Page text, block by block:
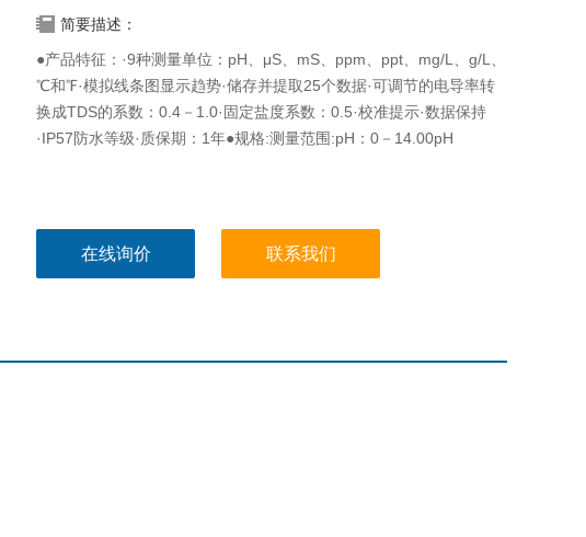
简要描述：
●产品特征：·9种测量单位：pH、μS、mS、ppm、ppt、mg/L、g/L、
℃和℉·模拟线条图显示趋势·储存并提取25个数据·可调节的电导率转
换成TDS的系数：0.4－1.0·固定盐度系数：0.5·校准提示·数据保持
·IP57防水等级·质保期：1年●规格:测量范围:pH：0－14.00pH
在线询价 联系我们